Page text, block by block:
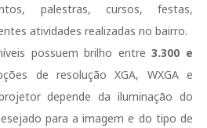
palestras, cursos, festas,
atividades realizadas no bairro.
possuem brilho entre3.300 e
de resolução XGA, WXGA e
depende da iluminação do
para a imagem e do tipo de